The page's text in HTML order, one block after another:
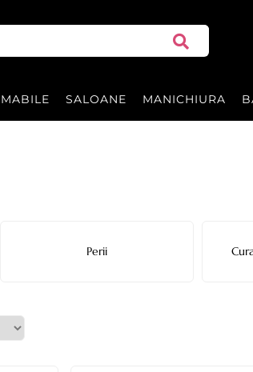
SALOANE MANICHIURA
Perii